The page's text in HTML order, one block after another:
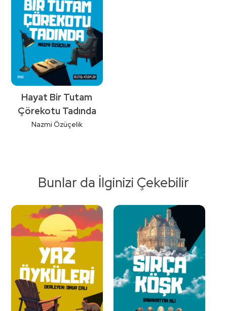
Detaylı
İncele
Hayat Bir Tutam
Çörekotu Tadında
Nazmi Özüçelik
Bunlar da İlginizi Çekebilir